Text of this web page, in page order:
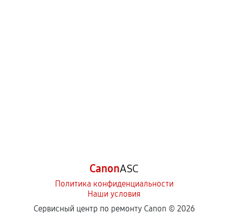
CanonASC
Политика конфиденциальности
Наши условия
Сервисный центр по ремонту Canon © 2026